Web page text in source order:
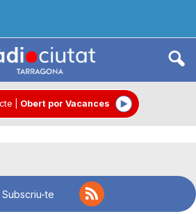
Obert por Vacances
Subscriu-te